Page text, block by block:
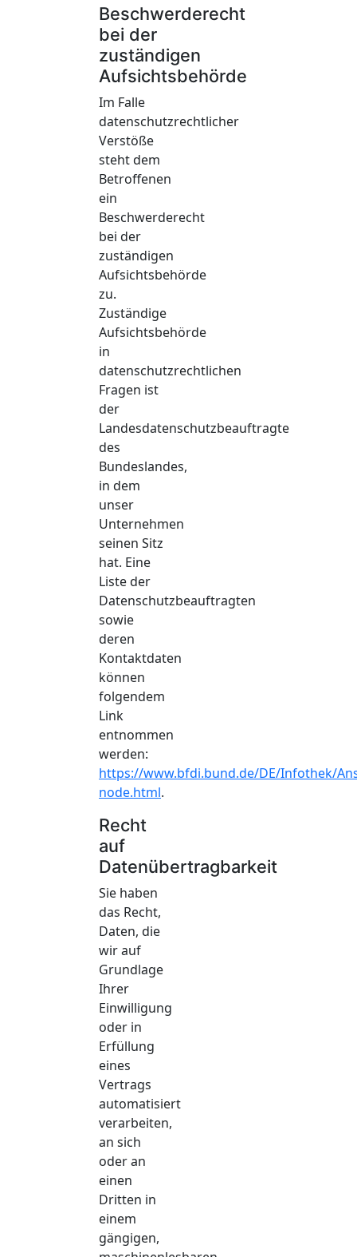
Beschwerderecht
bei der
zuständigen
Aufsichtsbehörde
Im Falle
datenschutzrechtlicher
Verstöße
steht dem
Betroffenen
ein
Beschwerderecht
bei der
zuständigen
Aufsichtsbehörde
zu.
Zuständige
Aufsichtsbehörde
in
datenschutzrechtlichen
Fragen ist
der
Landesdatenschutzbeauftragte
des
Bundeslandes,
in dem
unser
Unternehmen
seinen Sitz
hat. Eine
Liste der
Datenschutzbeauftragten
sowie
deren
Kontaktdaten
können
folgendem
Link
entnommen
werden:
https://www.bfdi.bund.de/DE/Infothek/
node.html.
Recht
auf
Datenübertragbarkeit
Sie haben
das Recht,
Daten, die
wir auf
Grundlage
Ihrer
Einwilligung
oder in
Erfüllung
eines
Vertrags
automatisiert
verarbeiten,
an sich
oder an
einen
Dritten in
einem
gängigen,